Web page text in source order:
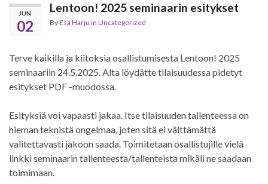
JUN
02
Lentoon! 2025 seminaarin esitykset
ByEsa Harju in Uncategorized
Terve kaikilla ja kiitoksia osallistumisesta Lentoon! 2025
seminaariin 24.5.2025. Alta löydätte tilaisuudessa pidetyt
esitykset PDF -muodossa.
Esityksiä voi vapaasti jakaa. Itse tilaisuuden tallenteessa on
hieman teknistä ongelmaa, joten sitä ei välttämättä
valitettavasti jakoon saada. Toimitetaan osallistujille vielä
linkki seminaarin tallenteesta/tallenteista mikäli ne saadaan
toimimaan.